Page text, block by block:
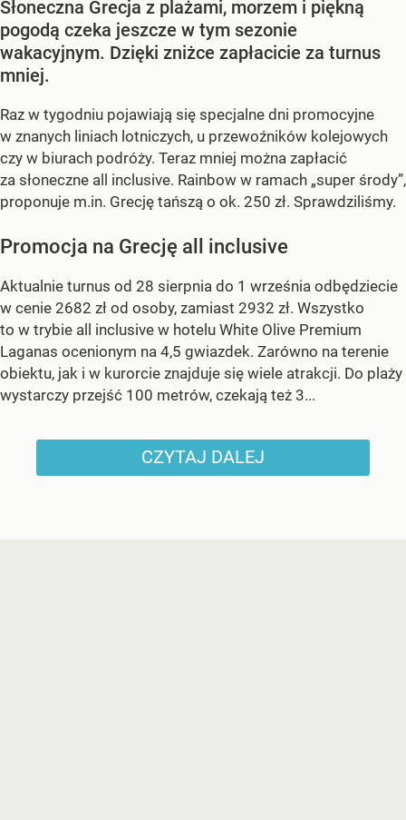
Słoneczna Grecja z plażami, morzem i piękną
pogodą czeka jeszcze w tym sezonie
wakacyjnym. Dzięki zniżce zapłacicie za turnus
mniej.
Raz w tygodniu pojawiają się specjalne dni promocyjne
w znanych liniach lotniczych, u przewoźników kolejowych
czy w biurach podróży. Teraz mniej można zapłacić
za słoneczne all inclusive. Rainbow w ramach „super środy”,
proponuje m.in. Grecję tańszą o ok. 250 zł. Sprawdziliśmy.
Promocja na Grecję all inclusive
Aktualnie turnus od 28 sierpnia do 1 września odbędziecie
w cenie 2682 zł od osoby, zamiast 2932 zł. Wszystko
to w trybie all inclusive w hotelu White Olive Premium
Laganas ocenionym na 4,5 gwiazdek. Zarówno na terenie
obiektu, jak i w kurorcie znajduje się wiele atrakcji. Do plaży
wystarczy przejść 100 metrów, czekają też 3...
CZYTAJ DALEJ